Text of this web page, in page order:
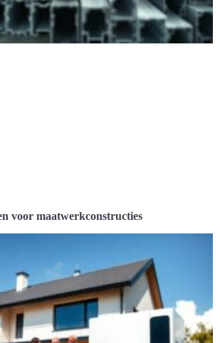
voor maatwerkconstructies